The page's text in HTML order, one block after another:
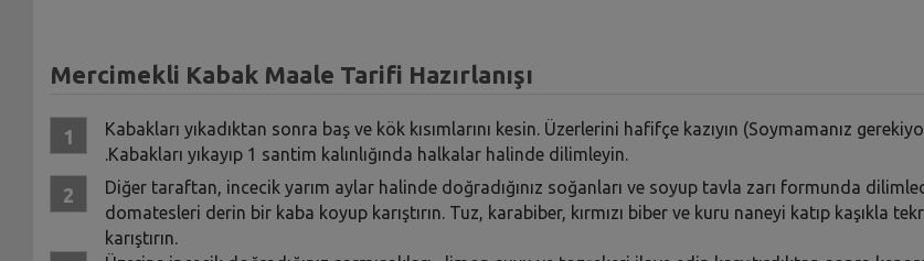
Mercimekli Kabak Maale Tarifi Hazırlanışı
Kabakları yıkadıktan sonra baş ve kök kısımlarını kesin. Üzerlerini hafifçe kazıyın (Soymamanız
.Kabakları yıkayıp 1 santim kalınlığında halkalar halinde dilimleyin.
Diğer taraftan, incecik yarım aylar halinde doğradığınız soğanları ve soyup tavla zarı formunda
domatesleri derin bir kaba koyup karıştırın. Tuz, karabiber, kırmızı biber ve kuru naneyi katıp kaşıkla
karıştırın.